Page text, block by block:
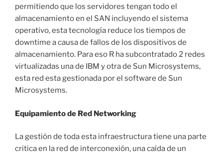
permitiendo que los servidores tengan todo el
almacenamiento en el SAN incluyendo el sistema
operativo, esta tecnología reduce los tiempos de
downtime a causa de fallos de los dispositivos de
almacenamiento. Para eso R ha subcontratado 2 redes
virtualizadas una de IBM y otra de Sun Microsystems,
esta red esta gestionada por el software de Sun
Microsystems.
Equipamiento de Red Networking
La gestión de toda esta infraestructura tiene una parte
critica en la red de interconexión, una caída de un